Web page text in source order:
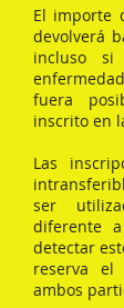
El importe
devolverá
incluso
fuera
inscrito en
Las
ser
diferente
detectar
reserva
ambos